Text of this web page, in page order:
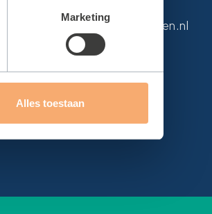
Marketing
Alles toestaan
info@sbteylingen.nl